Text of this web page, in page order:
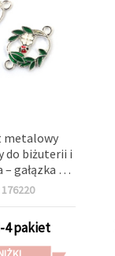
metalowy
do biżuterii i
– gałązka z
biedronką,
5 szt.
176220
4 pakiet